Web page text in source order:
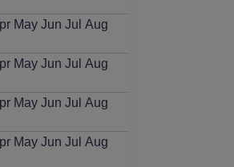
May Jun Jul
Aug
May Jun Jul
Aug
May Jun Jul
Aug
May Jun Jul
Aug